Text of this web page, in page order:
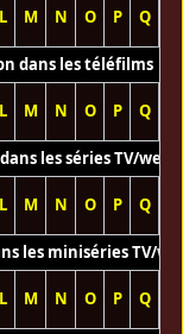
L M N O P Q
dans les téléfilms
L M N O P Q
les séries TV/web
L M N O P Q
les miniséries TV/
L M N O P Q